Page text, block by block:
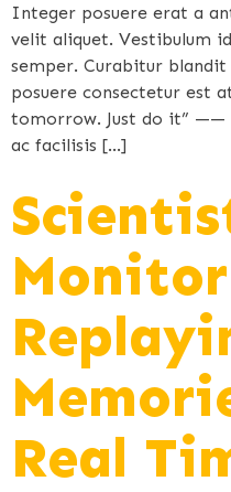
Integer posuere erat a
velit aliquet. Vestibulum
semper. Curabitur
posuere consectetur est
tomorrow. Just do it” ——
ac facilisis […]
Real